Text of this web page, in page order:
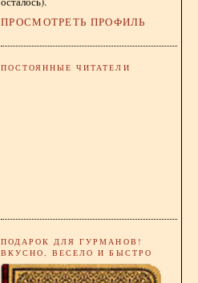
ПРОСМОТРЕТЬ ПРОФИЛЬ
ПОСТОЯННЫЕ ЧИТАТЕЛИ
ПОДАРОК ДЛЯ ГУРМАНОВ!
ВКУСНО, ВЕСЕЛО И БЫСТРО